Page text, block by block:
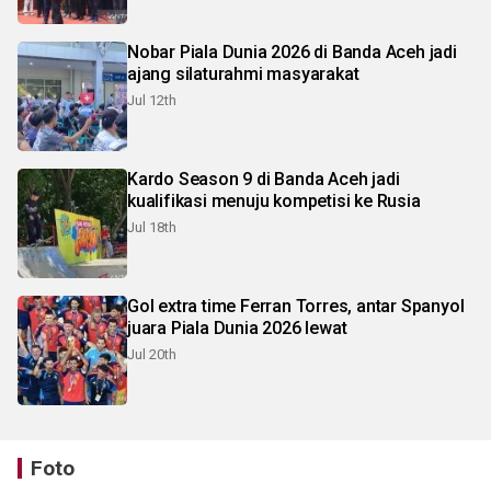
Nobar Piala Dunia 2026 di Banda Aceh jadi
ajang silaturahmi masyarakat
Jul 12th
Kardo Season 9 di Banda Aceh jadi
kualifikasi menuju kompetisi ke Rusia
Jul 18th
Gol extra time Ferran Torres, antar Spanyol
juara Piala Dunia 2026 lewat
Jul 20th
Foto